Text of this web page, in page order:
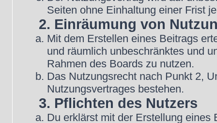
Seiten ohne Einhaltung einer Frist
2. Einräumung von
Mit dem Erstellen eines Beitrags
und räumlich unbeschränktes und
Rahmen des Boards zu nutzen.
Das Nutzungsrecht nach Punkt 2,
Nutzungsvertrages bestehen.
3. Pflichten des Nutzers
Du erklärst mit der Erstellung eines